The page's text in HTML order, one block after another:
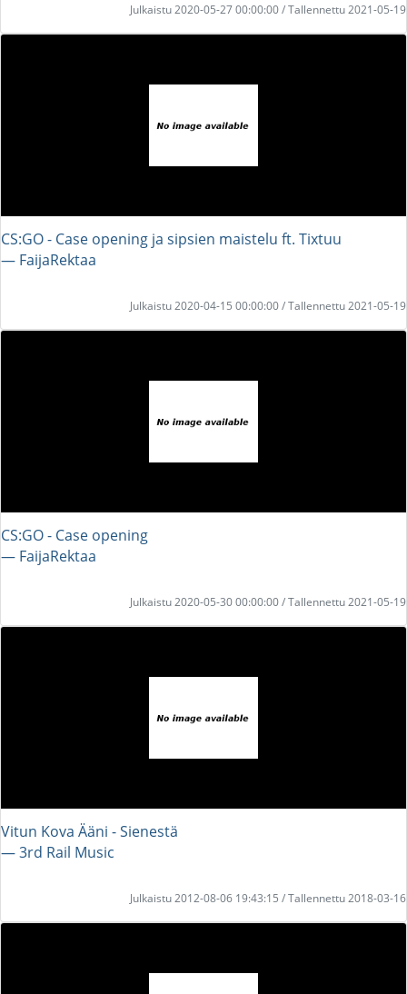
Julkaistu 2020-05-27 00:00:00 / Tallennettu 2021-05-19
CS:GO - Case opening ja sipsien maistelu ft. Tixtuu
― FaijaRektaa
Julkaistu 2020-04-15 00:00:00 / Tallennettu 2021-05-19
CS:GO - Case opening
― FaijaRektaa
Julkaistu 2020-05-30 00:00:00 / Tallennettu 2021-05-19
Vitun Kova Ääni - Sienestä
― 3rd Rail Music
Julkaistu 2012-08-06 19:43:15 / Tallennettu 2018-03-16